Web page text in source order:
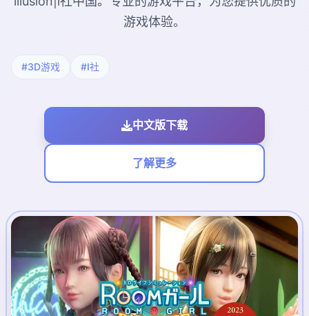
游戏体验。
#3D游戏 #I社
中文版下载
了解更多